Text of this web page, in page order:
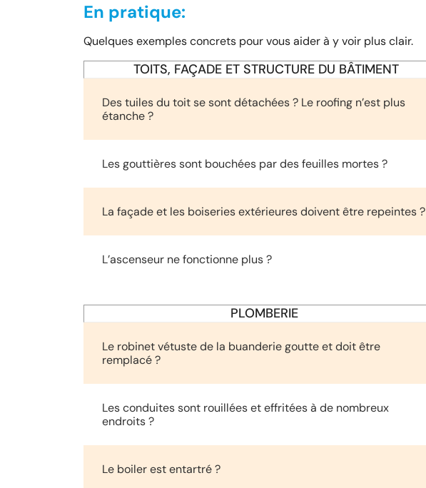
En pratique:
Quelques exemples concrets pour vous aider à y voir plus clair.
TOITS, FAÇADE ET STRUCTURE DU BÂTIMENT
Des tuiles du toit se sont détachées ? Le roofing n’est plus
étanche ?
Les gouttières sont bouchées par des feuilles mortes ?
La façade et les boiseries extérieures doivent être repeintes ?
L’ascenseur ne fonctionne plus ?
PLOMBERIE
Le robinet vétuste de la buanderie goutte et doit être
remplacé ?
Les conduites sont rouillées et effritées à de nombreux
endroits ?
Le boiler est entartré ?